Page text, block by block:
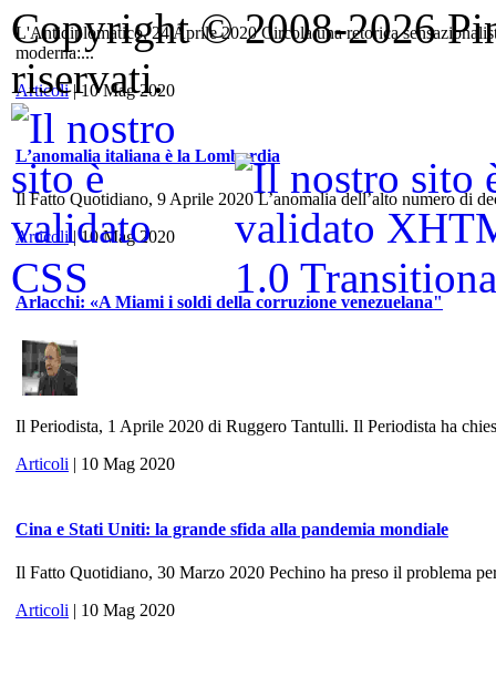
L'Antidiplomatico, 24 Aprile 2020 Circola una retorica
moderna:...
Articoli| 10 Mag 2020
L’anomalia italiana è la Lombardia
Il Fatto Quotidiano, 9 Aprile 2020 L’anomalia dell’alto numero di
Articoli| 10 Mag 2020
Arlacchi: «A Miami i soldi della corruzione venezuelana"
Il Periodista, 1 Aprile 2020 di Ruggero Tantulli. Il Periodista ha
Articoli | 10 Mag 2020
Cina e Stati Uniti: la grande sfida alla pandemia mondiale
Il Fatto Quotidiano, 30 Marzo 2020 Pechino ha preso il problema
Articoli | 10 Mag 2020
Copyright © 2008-2026
riservati.